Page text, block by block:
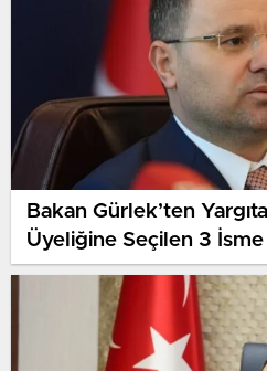
Bakan Gürlek’ten
Üyeliğine Seçilen 3